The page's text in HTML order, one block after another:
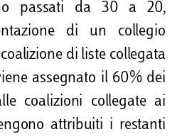
passati da 30 a 20,
di un collegio
di liste collegata
assegnato il 60% dei
coalizioni collegate ai
attribuiti i restanti